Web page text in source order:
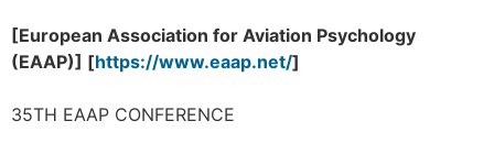
[European Association for Aviation Psychology
(EAAP)] [https://www.eaap.net/]
35TH EAAP CONFERENCE